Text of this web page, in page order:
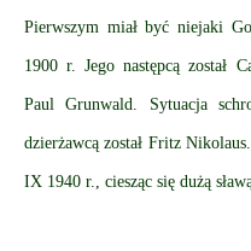
Pierwszym miał być niejaki
1900 r. Jego następcą został
Paul Grunwald. Sytuacja
dzierżawcą został Fritz
IX 1940 r., ciesząc się dużą